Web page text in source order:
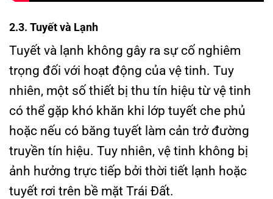
2.3. Tuyết và Lạnh
Tuyết và lạnh không gây ra sự cố nghiêm
trọng đối với hoạt động của vệ tinh. Tuy
nhiên, một số thiết bị thu tín hiệu từ vệ tinh
có thể gặp khó khăn khi lớp tuyết che phủ
hoặc nếu có băng tuyết làm cản trở đường
truyền tín hiệu. Tuy nhiên, vệ tinh không bị
ảnh hưởng trực tiếp bởi thời tiết lạnh hoặc
tuyết rơi trên bề mặt Trái Đất.